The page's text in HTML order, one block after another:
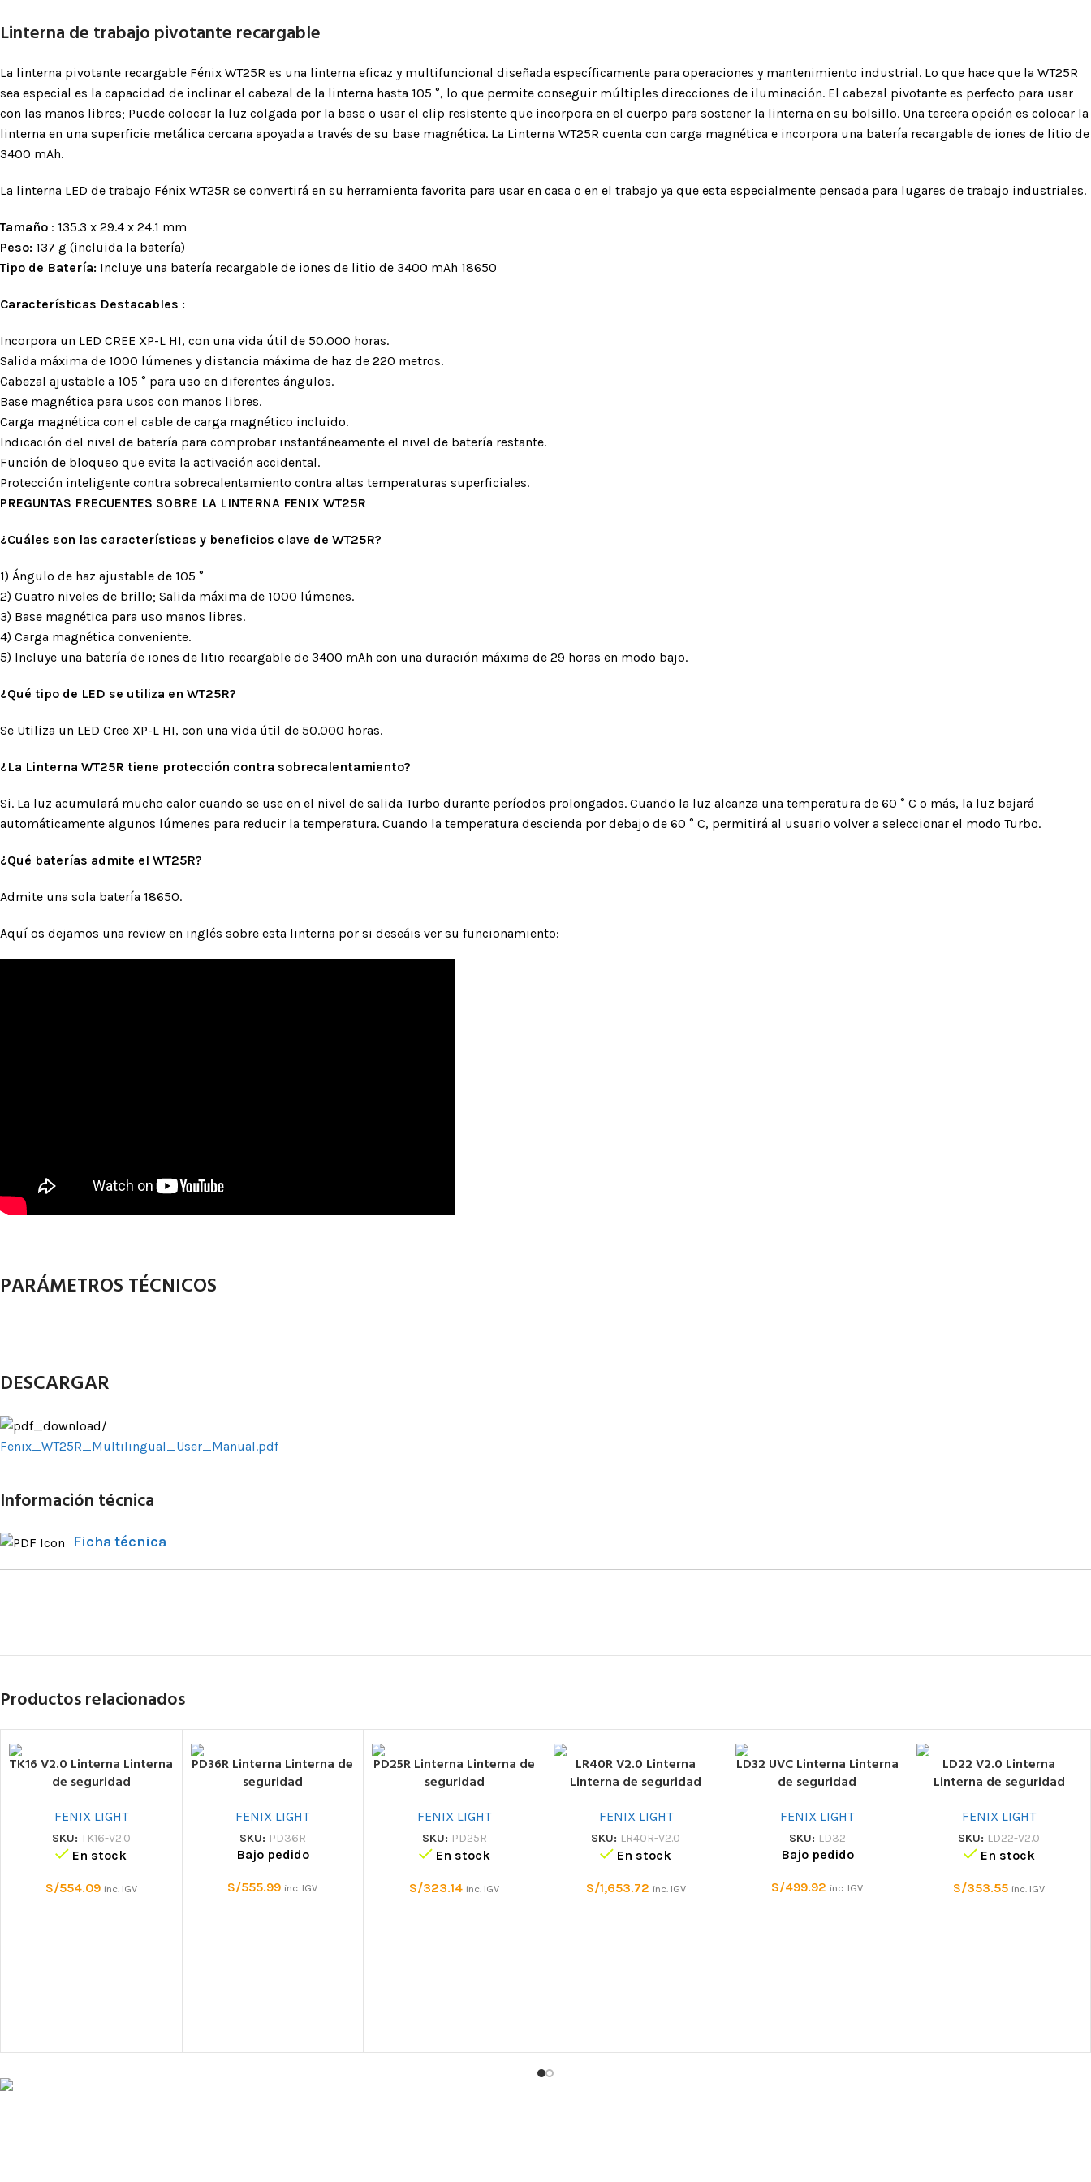
Accesorios para arneses
BLOQUEADORES Y
ASCENDEDORES
Bloqueadores de mano
Bloqueadores de pie
de tracción
DISPOSITIVOS DE ANCLAJE
Chapas placas y pernos
ESLINGAS Y ELEMENTOS
DE AMARRE
Anillas cosidas
Cintas regulables
Dispositivos de
AMORTIGUADORES Y
Absorbedores de energía
Anticaídas autorretráctiles
ACCESORIOS
Bolsas y mochilas
Cuchillos
Linterna de trabajo pivotante recargable
La linterna pivotante recargable Fénix WT25R es una linterna eficaz y multifuncional diseñada específicamente para operaciones y mantenimiento industrial. Lo que hace que la WT25R
sea especial es la capacidad de inclinar el cabezal de la linterna hasta 105 °, lo que permite conseguir múltiples direcciones de iluminación. El cabezal pivotante es perfecto para usar
con las manos libres; Puede colocar la luz colgada por la base o usar el clip resistente que incorpora en el cuerpo para sostener la linterna en su bolsillo. Una tercera opción es colocar la
linterna en una superficie metálica cercana apoyada a través de su base magnética. La Linterna WT25R cuenta con carga magnética e incorpora una batería recargable de iones de litio de
3400 mAh.
La linterna LED de trabajo Fénix WT25R se convertirá en su herramienta favorita para usar en casa o en el trabajo ya que esta especialmente pensada para lugares de trabajo industriales.
Tamaño : 135.3 x 29.4 x 24.1 mm
Peso: 137 g (incluida la batería)
Tipo de Batería: Incluye una batería recargable de iones de litio de 3400 mAh 18650
Características Destacables :
Incorpora un LED CREE XP-L HI, con una vida útil de 50.000 horas.
Salida máxima de 1000 lúmenes y distancia máxima de haz de 220 metros.
Cabezal ajustable a 105 ° para uso en diferentes ángulos.
Base magnética para usos con manos libres.
Carga magnética con el cable de carga magnético incluido.
Indicación del nivel de batería para comprobar instantáneamente el nivel de batería restante.
Función de bloqueo que evita la activación accidental.
Protección inteligente contra sobrecalentamiento contra altas temperaturas superficiales.
PREGUNTAS FRECUENTES SOBRE LA LINTERNA FENIX WT25R
¿Cuáles son las características y beneficios clave de WT25R?
1) Ángulo de haz ajustable de 105 °
2) Cuatro niveles de brillo; Salida máxima de 1000 lúmenes.
3) Base magnética para uso manos libres.
4) Carga magnética conveniente.
5) Incluye una batería de iones de litio recargable de 3400 mAh con una duración máxima de 29 horas en modo bajo.
¿Qué tipo de LED se utiliza en WT25R?
Se Utiliza un LED Cree XP-L HI, con una vida útil de 50.000 horas.
¿La Linterna WT25R tiene protección contra sobrecalentamiento?
Si. La luz acumulará mucho calor cuando se use en el nivel de salida Turbo durante períodos prolongados. Cuando la luz alcanza una temperatura de 60 ° C o más, la luz bajará
automáticamente algunos lúmenes para reducir la temperatura. Cuando la temperatura descienda por debajo de 60 ° C, permitirá al usuario volver a seleccionar el modo Turbo.
¿Qué baterías admite el WT25R?
Admite una sola batería 18650.
Aquí os dejamos una review en inglés sobre esta linterna por si deseáis ver su funcionamiento:
PARÁMETROS TÉCNICOS
DESCARGAR
Fenix_WT25R_Multilingual_User_Manual.pdf
Información técnica
Ficha técnica
Productos relacionados
TK16 V2.0 Linterna Linterna
de seguridad
FENIX LIGHT
SKU: TK16-V2.0
En stock
S/554.09 inc. IGV
PD36R Linterna Linterna de
seguridad
FENIX LIGHT
SKU: PD36R
Bajo pedido
S/555.99 inc. IGV
PD25R Linterna Linterna de
seguridad
FENIX LIGHT
SKU: PD25R
En stock
S/323.14 inc. IGV
LR40R V2.0 Linterna
Linterna de seguridad
FENIX LIGHT
SKU: LR40R-V2.0
En stock
S/1,653.72 inc. IGV
LD32 UVC Linterna Linterna
de seguridad
FENIX LIGHT
SKU: LD32
Bajo pedido
S/499.92 inc. IGV
LD22 V2.0 Linterna
Linterna de seguridad
FENIX LIGHT
SKU: LD22-V2.0
En stock
S/353.55 inc. IGV